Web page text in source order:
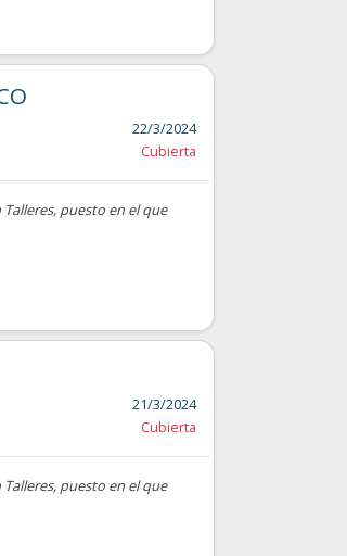
22/3/2024
Cubierta
puesto en el que
21/3/2024
Cubierta
puesto en el que